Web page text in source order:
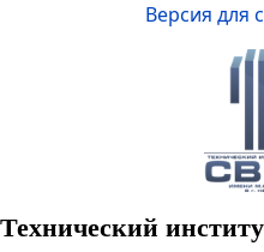
Версия для
Технический